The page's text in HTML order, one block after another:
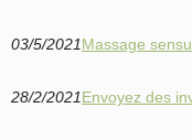
03/5/2021Massage
28/2/2021Envoyez des